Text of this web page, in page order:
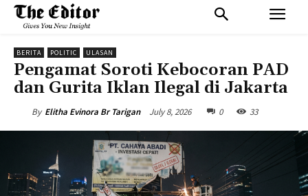
BERITA POLITIC ULASAN
Pengamat Soroti Kebocoran PAD
dan Gurita Iklan Ilegal di Jakarta
By Elitha Evinora Br Tarigan July 8, 2026 0 33